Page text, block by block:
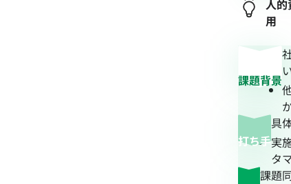
人的
用
課題背景
打ち手
具
実
タ
課題